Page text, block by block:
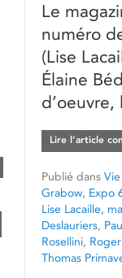
Le
numéro
(Lise
Élaine
Lire l’article
Publié dans
Grabow, Expo
Lise Lacaille,
Deslauriers,
Rosellini,
Thomas